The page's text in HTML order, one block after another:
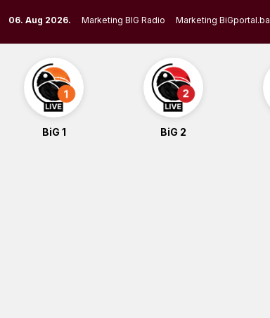
to
content
06. Aug 2026. Marketing BIG Radio Marketing BiGportal.ba
BiG 1 BiG 2